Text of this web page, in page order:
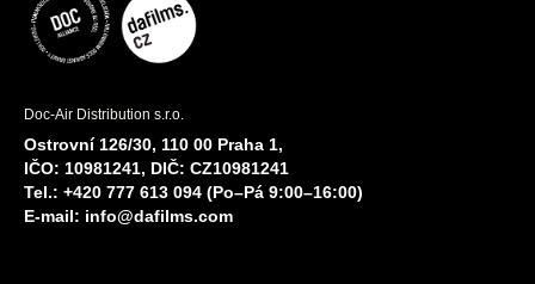
Doc-Air Distribution s.r.o.
Ostrovní 126/30, 110 00 Praha 1,
IČO: 10981241, DIČ: CZ10981241
Tel.: +420 777 613 094 (Po–Pá 9:00–16:00)
E-mail: info@dafilms.com